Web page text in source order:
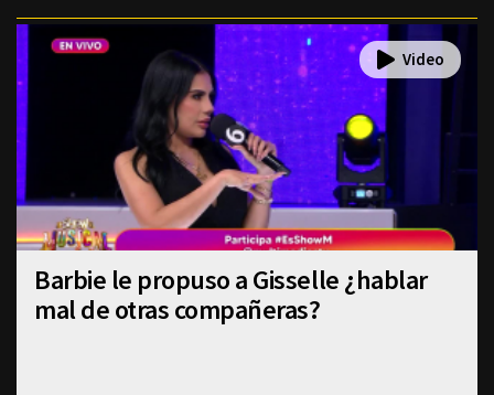
Barbie le propuso a Gisselle ¿hablar
mal de otras compañeras?